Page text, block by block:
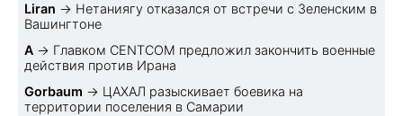
Liran → Нетаниягу отказался от встречи с Зеленским в
Вашингтоне
A → Главком CENTCOM предложил закончить военные
действия против Ирана
Gorbaum → ЦАХАЛ разыскивает боевика на
территории поселения в Самарии